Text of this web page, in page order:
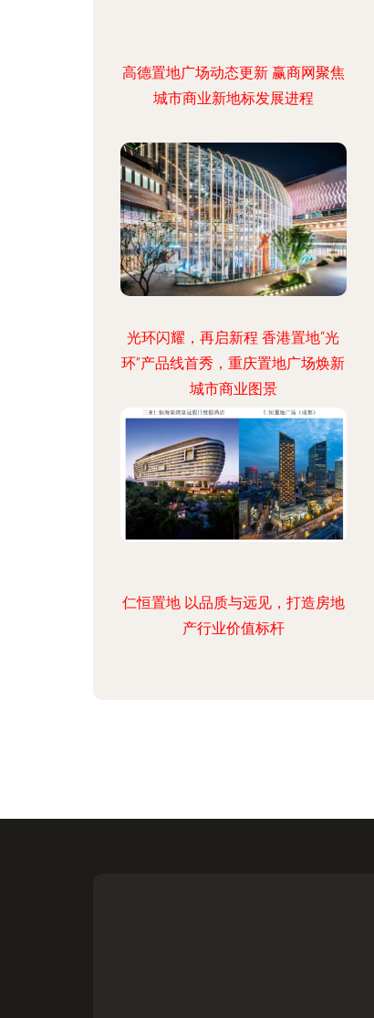
高德置地广场动态更新 赢商网聚焦
城市商业新地标发展进程
光环闪耀，再启新程 香港置地“光
环”产品线首秀，重庆置地广场焕新
城市商业图景
仁恒置地 以品质与远见，打造房地
产行业价值标杆